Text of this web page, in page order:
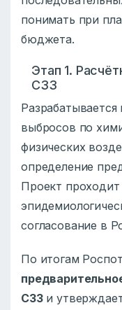
понимать при
бюджета.
Этап 1.
СЗЗ
Разрабатывается
выбросов по
физических
определение
Проект
согласование в
По итогам
СЗЗи